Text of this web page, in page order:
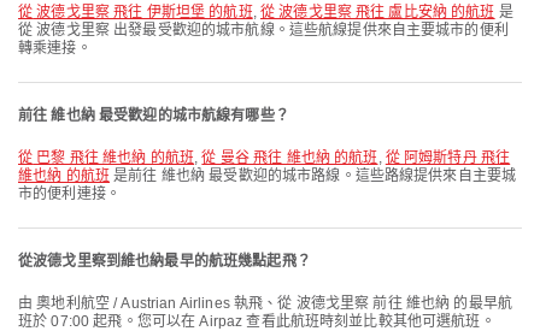
從 波德戈里察 飛往 伊斯坦堡 的航班, 從 波德戈里察 飛往 盧比安納 的航班 是
從 波德戈里察 出發最受歡迎的城市航線。這些航線提供來自主要城市的便利
轉乘連接。
前往 維也納 最受歡迎的城市航線有哪些？
從 巴黎 飛往 維也納 的航班,從 曼谷 飛往 維也納 的航班 , 從 阿姆斯特丹 飛往
維也納 的航班 是前往 維也納 最受歡迎的城市路線。這些路線提供來自主要城
市的便利連接。
從波德戈里察到維也納最早的航班幾點起飛？
由 奧地利航空 / Austrian Airlines 執飛、從 波德戈里察 前往 維也納 的最早航
班於 07:00 起飛。您可以在 Airpaz 查看此航班時刻並比較其他可選航班。